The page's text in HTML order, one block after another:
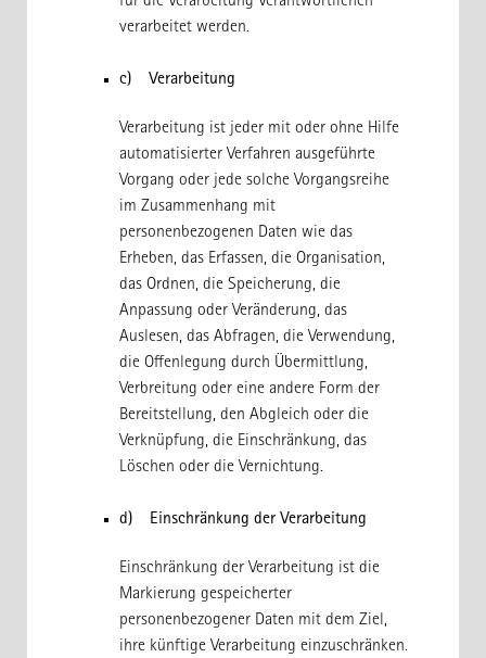
verarbeitet werden.
c) Verarbeitung
Verarbeitung ist jeder mit oder ohne Hilfe
automatisierter Verfahren ausgeführte
Vorgang oder jede solche Vorgangsreihe
im Zusammenhang mit
personenbezogenen Daten wie das
Erheben, das Erfassen, die Organisation,
das Ordnen, die Speicherung, die
Anpassung oder Veränderung, das
Auslesen, das Abfragen, die Verwendung,
die Offenlegung durch Übermittlung,
Verbreitung oder eine andere Form der
Bereitstellung, den Abgleich oder die
Verknüpfung, die Einschränkung, das
Löschen oder die Vernichtung.
d) Einschränkung der Verarbeitung
Einschränkung der Verarbeitung ist die
Markierung gespeicherter
personenbezogener Daten mit dem Ziel,
ihre künftige Verarbeitung einzuschränken.